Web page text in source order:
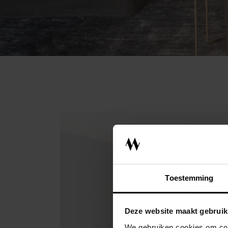
Toestemming
Deze website maakt